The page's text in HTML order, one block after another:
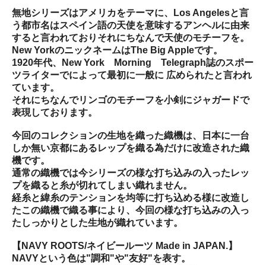
無地シリーズはアメリカをテーマに、Los Angelesと言
う都市名はスペイン語の天使を意味するアンヘルに由来
すると言われておりそれにちなんで天使のモチーフを。
New YorkのニックネームはThe Big Appleです。
1920年代、New York Morning Telegraph誌のスポー
ツライターでによって最初に一般に 広められたと言われ
ています。
それにちなんでリンゴのモチーフを小剣にジャガードで
表現しております。
今回のコレクションの生地を織った織機は、日本に一台
しか無い京都にあるレップを織る為だけに改造された織
機です。
通常の織機では今シリーズの様な打ち込みの入ったレッ
プを織ると糸が切れてしまい織れません。
経糸と緯糸のテンションを均等に打ち込める様に改造し
たこの織機で織る事により、今回の様な打ち込みの入っ
たしっかりとした生地が織れています。
【NAVY ROOTS/ネイビールーツ Made in JAPAN.】
NAVYという色は"調和"や"友好"を表す。